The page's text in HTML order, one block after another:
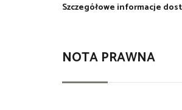
Szczegółowe informacje
NOTA PRAWNA